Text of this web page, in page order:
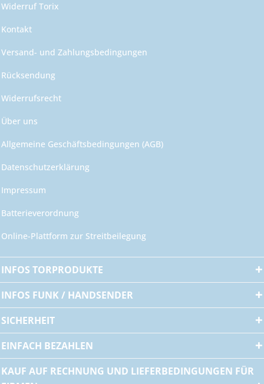
Widerruf Torix
Kontakt
Versand- und Zahlungsbedingungen
Rücksendung
Widerrufsrecht
Über uns
Allgemeine Geschäftsbedingungen (AGB)
Datenschutzerklärung
Impressum
Batterieverordnung
Online-Plattform zur Streitbeilegung
INFOS TORPRODUKTE
INFOS FUNK / HANDSENDER
SICHERHEIT
EINFACH BEZAHLEN
KAUF AUF RECHNUNG UND LIEFERBEDINGUNGEN FÜR